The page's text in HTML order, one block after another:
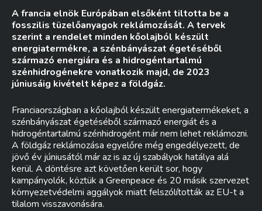
A francia elnök Európában elsőként tiltotta be a
fosszilis tüzelőanyagok reklámozását. A tervek
szerint a rendelet minden kőolajból készült
energiatermékre, a szénbányászat égetéséből
származó energiára és a hidrogéntartalmú
szénhidrogénekre vonatkozik majd, de 2023
júniusáig kivételt képez a földgáz.
Franciaországban a kőolajból készült energiatermékeket, a
szénbányászat égetéséből származó energiát és a
hidrogéntartalmú szénhidrogént már nem lehet reklámozni.
A földgáz reklámozása egyelőre még engedélyezett, de
jövő év júniusától már az is az új szabályok hatálya alá
kerül. A döntésre azt követően került sor, hogy
kampányolók, köztük a Greenpeace és 20 másik szervezet
környezetvédelmi aggályok miatt felszólították az EU-t a
tilalom visszavonására.